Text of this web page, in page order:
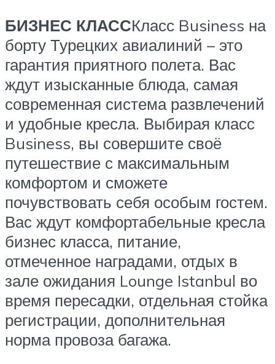
БИЗНЕС КЛАССКласс Business на
борту Турецких авиалиний – это
гарантия приятного полета. Вас
ждут изысканные блюда, самая
современная система развлечений
и удобные кресла. Выбирая класс
Business, вы совершите своё
путешествие с максимальным
комфортом и сможете
почувствовать себя особым гостем.
Вас ждут комфортабельные кресла
бизнес класса, питание,
отмеченное наградами, отдых в
зале ожидания Lounge Istanbul во
время пересадки, отдельная стойка
регистрации, дополнительная
норма провоза багажа.